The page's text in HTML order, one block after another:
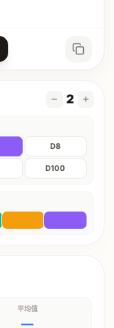
2
D8
D100
平均值
—